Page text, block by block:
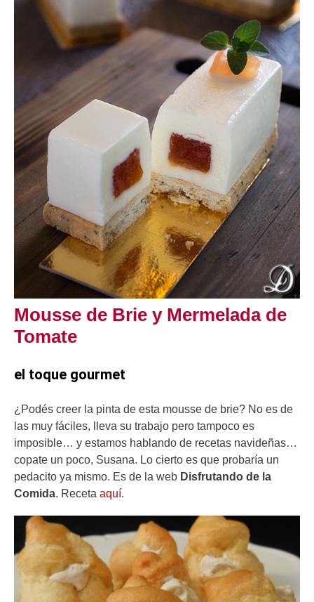
Mousse de Brie y Mermelada de
Tomate
el toque gourmet
¿Podés creer la pinta de esta mousse de brie? No es de
las muy fáciles, lleva su trabajo pero tampoco es
imposible… y estamos hablando de recetas navideñas…
copate un poco, Susana. Lo cierto es que probaría un
pedacito ya mismo. Es de la web Disfrutando de la
Comida. Receta aquí.